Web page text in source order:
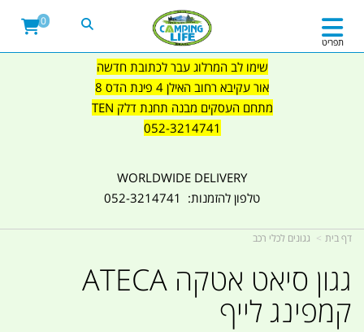
שימו לב המרלוג עבר לכתובת חדשה
אור עקיבא רחוב האילן 4 פינת הדס 8
מתחם העסקים מבנה תחנת דלק TEN
052-3214741
WORLDWIDE DELIVERY
טלפון להזמנות: 052-3214741
תפריט
0
דף בית גגונים לכלי רכב
גגון סיאט אטקה ATECA
קמפינג לייף